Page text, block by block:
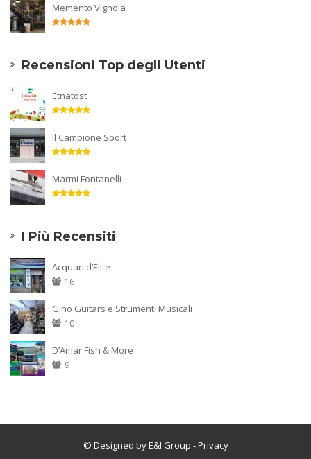
Memento Vignola
Recensioni Top degli Utenti
Etnatost
Il Campione Sport
Marmi Fontanelli
I Più Recensiti
Acquari d’Elite
16
Gino Guitars e Strumenti Musicali
10
D’Amar Fish & More
9
© Designed by E&I Group - Privacy